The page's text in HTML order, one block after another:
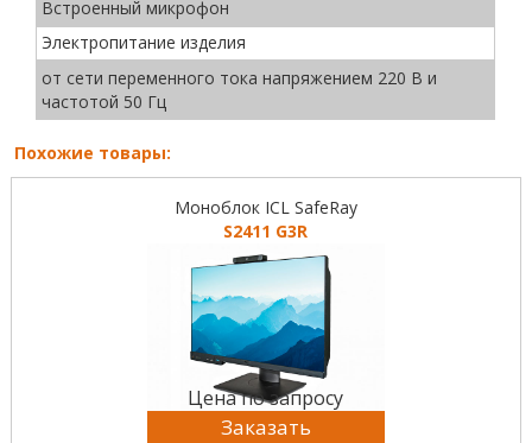
Встроенный микрофон
Электропитание изделия
от сети переменного тока напряжением 220 В и
частотой 50 Гц
Похожие товары:
Моноблок ICL SafeRay
S2411 G3R
Цена по запросу
Заказать